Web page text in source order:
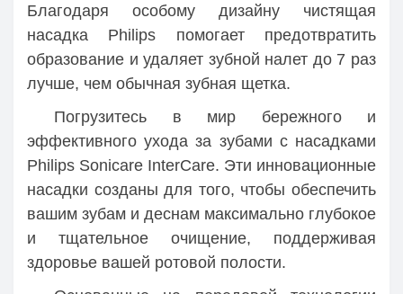
Благодаря особому дизайну чистящая
насадка Philips помогает предотвратить
образование и удаляет зубной налет до 7 раз
лучше, чем обычная зубная щетка.
Погрузитесь в мир бережного и
эффективного ухода за зубами с насадками
Philips Sonicare InterCare. Эти инновационные
насадки созданы для того, чтобы обеспечить
вашим зубам и деснам максимально глубокое
и тщательное очищение, поддерживая
здоровье вашей ротовой полости.